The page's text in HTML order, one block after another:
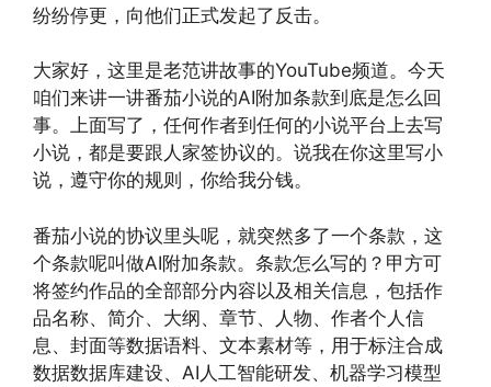
纷纷停更，向他们正式发起了反击。
大家好，这里是老范讲故事的YouTube频道。今天
咱们来讲一讲番茄小说的AI附加条款到底是怎么回
事。上面写了，任何作者到任何的小说平台上去写
小说，都是要跟人家签协议的。说我在你这里写小
说，遵守你的规则，你给我分钱。
番茄小说的协议里头呢，就突然多了一个条款，这
个条款呢叫做AI附加条款。条款怎么写的？甲方可
将签约作品的全部部分内容以及相关信息，包括作
品名称、简介、大纲、章节、人物、作者个人信
息、封面等数据语料、文本素材等，用于标注合成
数据数据库建设、AI人工智能研发、机器学习模型